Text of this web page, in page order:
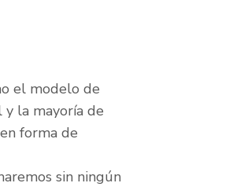
el modelo de
la mayoría de
forma de
sin ningún